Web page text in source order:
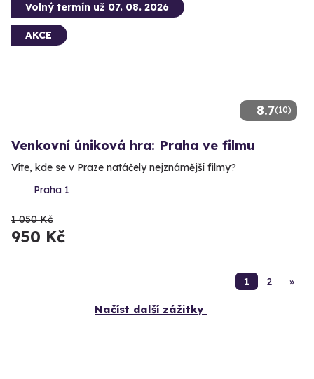
8.7(10)
Volný termín už 07. 08. 2026
AKCE
Venkovní úniková hra: Praha ve filmu
Víte, kde se v Praze natáčely nejznámější filmy?
Praha 1
1 050 Kč
950 Kč
1 2 »
Načíst další zážitky